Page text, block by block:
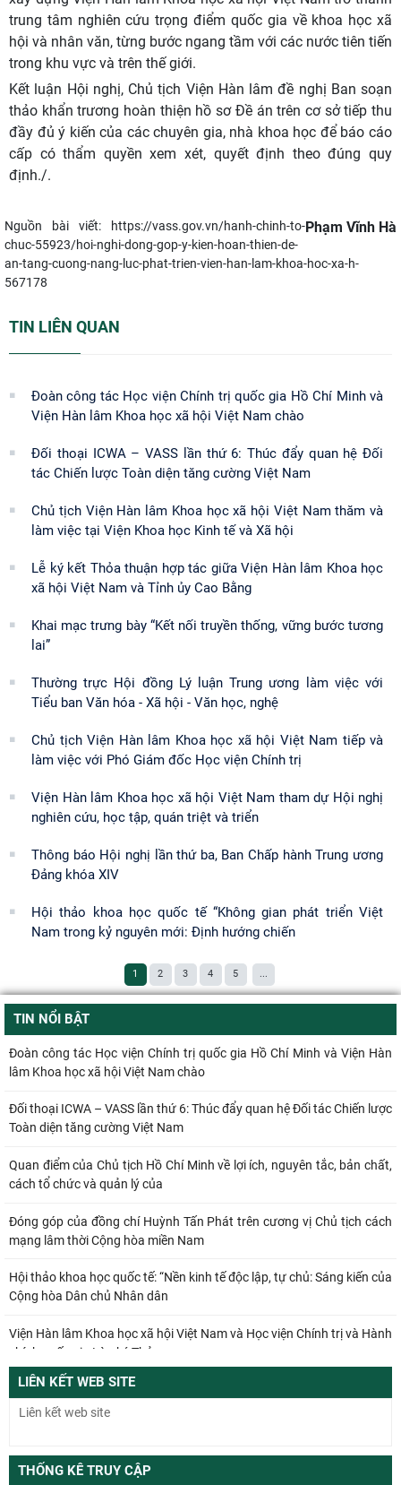
trung tâm nghiên cứu trọng điểm quốc gia về khoa học xã
hội và nhân văn, từng bước ngang tầm với các nước tiên tiến
trong khu vực và trên thế giới.
Kết luận Hội nghị, Chủ tịch Viện Hàn lâm đề nghị Ban soạn
thảo khẩn trương hoàn thiện hồ sơ Đề án trên cơ sở tiếp thu
đầy đủ ý kiến của các chuyên gia, nhà khoa học để báo cáo
cấp có thẩm quyền xem xét, quyết định theo đúng quy
định./.
Phạm Vĩnh Hà
Nguồn bài viết: https://vass.gov.vn/hanh-chinh-to-
chuc-55923/hoi-nghi-dong-gop-y-kien-hoan-thien-de-
an-tang-cuong-nang-luc-phat-trien-vien-han-lam-khoa-hoc-xa-h-
567178
TIN LIÊN QUAN
Đoàn công tác Học viện Chính trị quốc gia Hồ Chí Minh và
Viện Hàn lâm Khoa học xã hội Việt Nam chào
Đối thoại ICWA – VASS lần thứ 6: Thúc đẩy quan hệ Đối
tác Chiến lược Toàn diện tăng cường Việt Nam
Chủ tịch Viện Hàn lâm Khoa học xã hội Việt Nam thăm và
làm việc tại Viện Khoa học Kinh tế và Xã hội
Lễ ký kết Thỏa thuận hợp tác giữa Viện Hàn lâm Khoa học
xã hội Việt Nam và Tỉnh ủy Cao Bằng
Khai mạc trưng bày “Kết nối truyền thống, vững bước tương
lai”
Thường trực Hội đồng Lý luận Trung ương làm việc với
Tiểu ban Văn hóa - Xã hội - Văn học, nghệ
Chủ tịch Viện Hàn lâm Khoa học xã hội Việt Nam tiếp và
làm việc với Phó Giám đốc Học viện Chính trị
Viện Hàn lâm Khoa học xã hội Việt Nam tham dự Hội nghị
nghiên cứu, học tập, quán triệt và triển
Thông báo Hội nghị lần thứ ba, Ban Chấp hành Trung ương
Đảng khóa XIV
Hội thảo khoa học quốc tế “Không gian phát triển Việt
Nam trong kỷ nguyên mới: Định hướng chiến
1 2 3 4 5 ...
TIN NỔI BẬT
Đoàn công tác Học viện Chính trị quốc gia Hồ Chí Minh và Viện Hàn
lâm Khoa học xã hội Việt Nam chào
Đối thoại ICWA – VASS lần thứ 6: Thúc đẩy quan hệ Đối tác Chiến lược
Toàn diện tăng cường Việt Nam
Quan điểm của Chủ tịch Hồ Chí Minh về lợi ích, nguyên tắc, bản chất,
cách tổ chức và quản lý của
Đóng góp của đồng chí Huỳnh Tấn Phát trên cương vị Chủ tịch cách
mạng lâm thời Cộng hòa miền Nam
Hội thảo khoa học quốc tế: “Nền kinh tế độc lập, tự chủ: Sáng kiến của
Cộng hòa Dân chủ Nhân dân
Viện Hàn lâm Khoa học xã hội Việt Nam và Học viện Chính trị và Hành
chính quốc gia Lào ký Thỏa
Đổi mới công tác kiểm tra, giám sát tại Chi bộ Viện Nhà nước và Pháp
luật: Gắn siết chặt kỷ cương
phân phối trong nền kinh tế thị trường
LIÊN KẾT WEB SITE
THỐNG KÊ TRUY CẬP